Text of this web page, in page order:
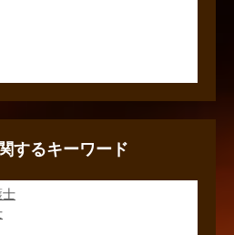
するキーワード
士